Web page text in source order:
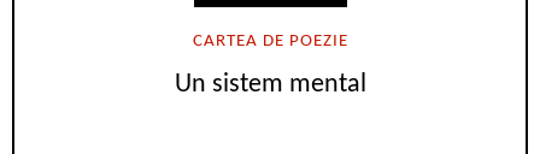
CARTEA DE POEZIE
Un sistem mental